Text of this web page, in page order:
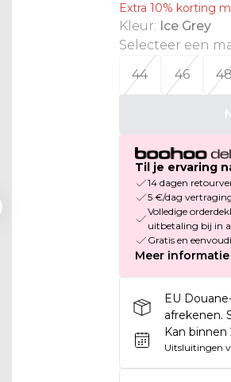
Extra 10% korting
Kleur: Ice Grey
Selecteer een
44
46 48
Til je ervaring
14 dagen
5 €/dag
Volledige
uitbetaling bij in
Gratis en
Meer informatie
EU
afrekenen.
Kan
Uitsluitingen